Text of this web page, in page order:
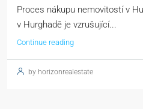
Proces nákupu nemovitostí v
v Hurghadě je vzrušující...
Continue reading
by horizonrealestate